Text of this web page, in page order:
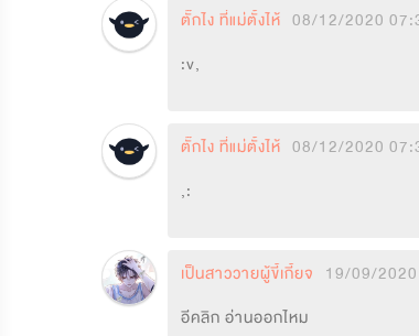
ตั๊กไง ที่แม่ตั้งไห้ 08/12/2020
:v,
ตั๊กไง ที่แม่ตั้งไห้ 08/12/2020
,:
เป็นสาววายผู้ขี้เกี้ยจ 19/09/
อีคลิก อ่านออกไหม